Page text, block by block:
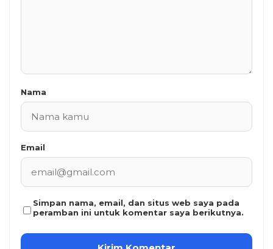
Nama
Email
Simpan nama, email, dan situs web saya pada
peramban ini untuk komentar saya berikutnya.